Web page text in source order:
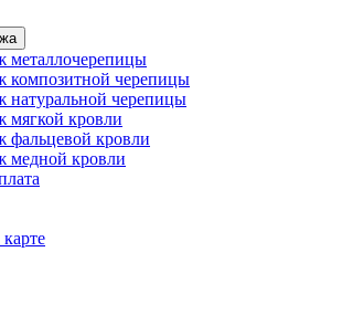
металлочерепицы
композитной черепицы
натуральной черепицы
мягкой кровли
фальцевой кровли
медной кровли